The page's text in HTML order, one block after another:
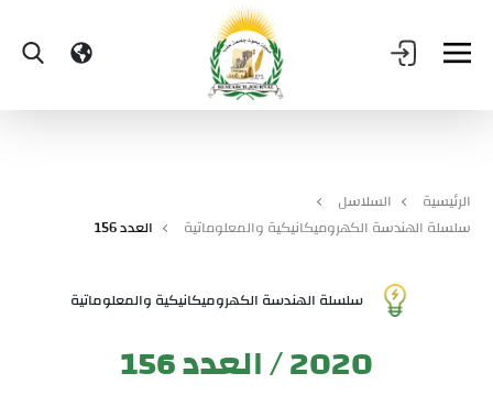
الرئيسية
السلاسل
سلسلة الهندسة الكهروميكانيكية والمعلوماتية
العدد 156
سلسلة الهندسة الكهروميكانيكية والمعلوماتية
2020 / العدد 156